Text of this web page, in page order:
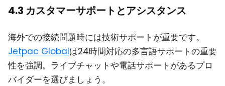
4.3 カスタマーサポートとアシスタンス
海外での接続問題時には技術サポートが重要です。
Jetpac Globalは24時間対応の多言語サポートの重要
性を強調。ライブチャットや電話サポートがあるプロ
バイダーを選びましょう。